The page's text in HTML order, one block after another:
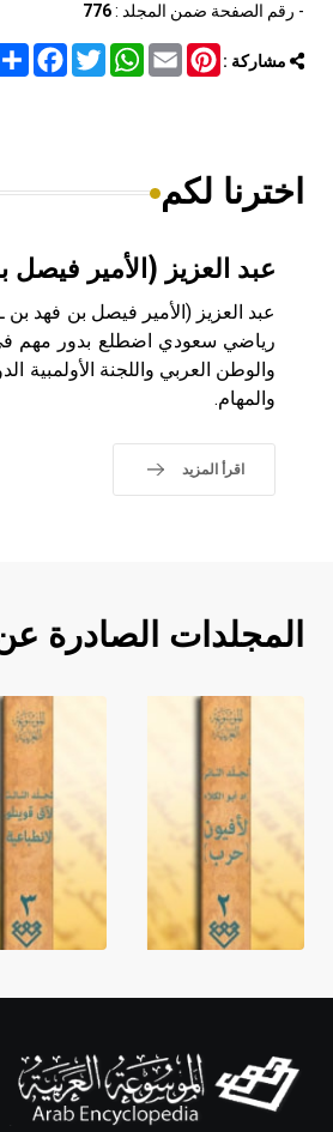
- رقم الصفحة ضمن المجلد :776
مشاركة : Twitter
WhatsAppEmail
Pinterest
اخترنا لكم
عبد العزيز (الأمير
رياضي سعودي اضطلع بدور مهم في
والمهام.
اقرأ المزيد
المجلدات الصادرة